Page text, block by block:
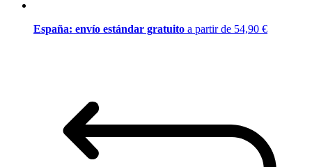
España: envío estándar gratuito a partir de 54,90 €